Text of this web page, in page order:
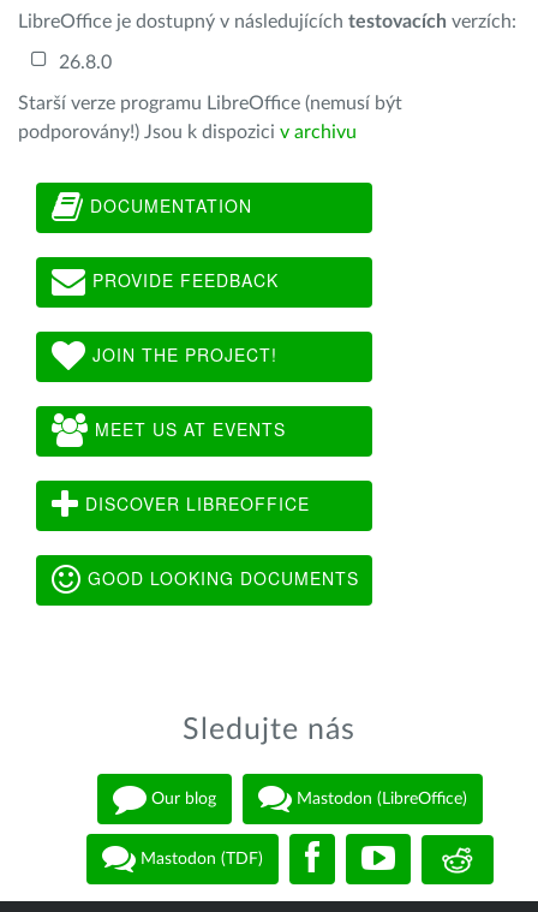
LibreOffice je dostupný v následujících testovacích verzích:
26.8.0
Starší verze programu LibreOffice (nemusí být
podporovány!) Jsou k dispozici v archivu
DOCUMENTATION
PROVIDE FEEDBACK
JOIN THE PROJECT!
MEET US AT EVENTS
DISCOVER LIBREOFFICE
GOOD LOOKING DOCUMENTS
Sledujte nás
Our blog Mastodon (LibreOffice)
Mastodon (TDF)